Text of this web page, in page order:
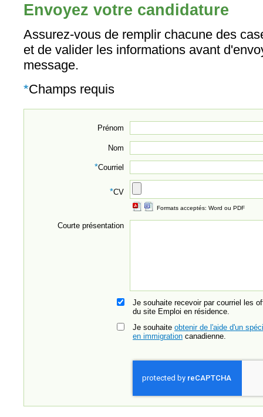
Envoyez votre candidature
Assurez-vous de remplir chacune des
et de valider les informations avant
message.
*Champs requis
Prénom
Nom
*Courriel
*CV
Formats acceptés: Word ou PDF
Courte présentation
Je souhaite recevoir par courriel les
du site Emploi en résidence.
Je souhaite obtenir de l'aide d'un
en immigration canadienne.